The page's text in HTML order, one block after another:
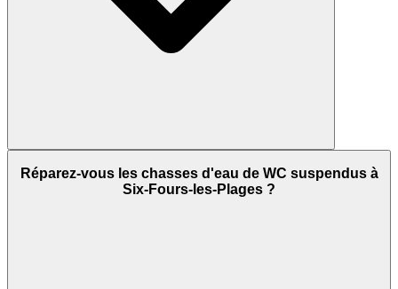
Réparez-vous les chasses d'eau de WC suspendus à
Six-Fours-les-Plages ?